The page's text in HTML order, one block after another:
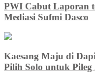
PWI Cabut Laporan
Mediasi Sufmi Dasco
Kaesang Maju di
Pilih Solo untuk Pileg